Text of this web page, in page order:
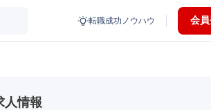
転職成功ノウハウ 会
人情報